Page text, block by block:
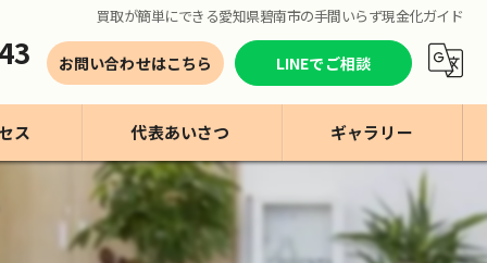
買取が簡単にできる愛知県碧南市の手間いらず現金化ガイド
お問い合わせはこちら LINEでご相談
ス 代表あいさつ ギャラリー